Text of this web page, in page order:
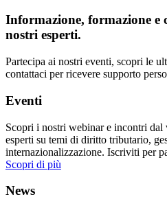
Informazione, formazione e
nostri esperti.
Partecipa ai nostri eventi, scopri le
contattaci per ricevere supporto
Eventi
Scopri i nostri webinar e incontri
esperti su temi di diritto tributario,
internazionalizzazione. Iscriviti per
Scopri di più
News